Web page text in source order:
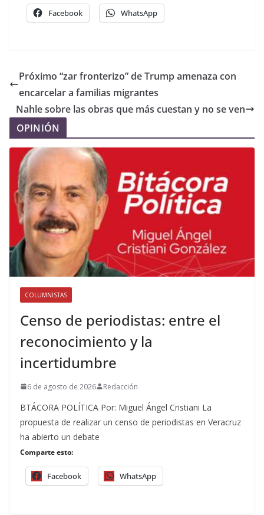
Facebook WhatsApp
Próximo “zar fronterizo” de Trump amenaza con
encarcelar a familias migrantes
Nahle sobre las obras que más cuestan y no se ven
OPINIÓN
COLUMNISTAS
Censo de periodistas: entre el
reconocimiento y la
incertidumbre
6 de agosto de 2026 Redacción
BTÁCORA POLÍTICA Por: Miguel Ángel Cristiani La
propuesta de realizar un censo de periodistas en Veracruz
ha abierto un debate
Comparte esto:
Facebook WhatsApp